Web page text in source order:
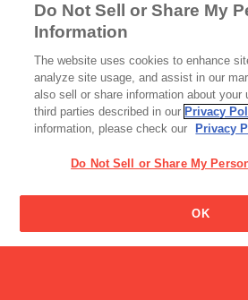
【8/31まで限定】ビスコの
日スペシャ…
ビスコの男の子の名前はな
Do Not Sell or Share My
Information
The website uses cookies to enhance
analyze site usage, and assist in our
also sell or share information about your
third parties described in our Privacy
information, please check our
Privacy
Do Not Sell or Share My
OK